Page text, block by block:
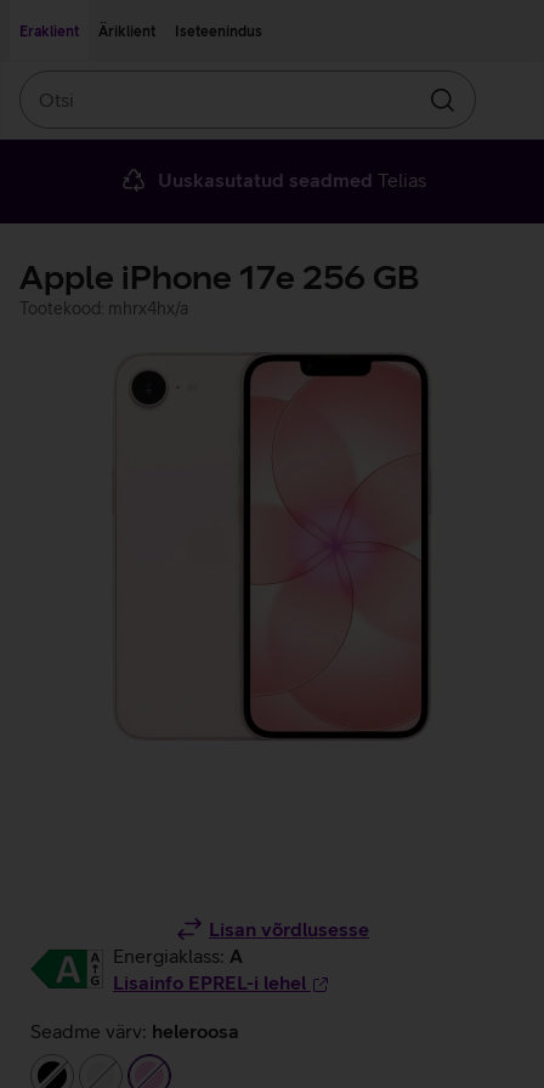
Eraklient
Äriklient Iseteenindus
Otsin
Uuskasutatud seadmed Telias
Apple iPhone 17e 256 GB
Tootekood: mhrx4hx/a
Lisan võrdlusesse
Energiaklass: A
Lisainfo EPREL-i lehel
Seadme värv: heleroosa
must
valgeheleroosa